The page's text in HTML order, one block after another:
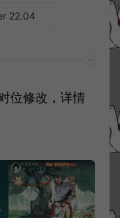
22.04
位修改，详情